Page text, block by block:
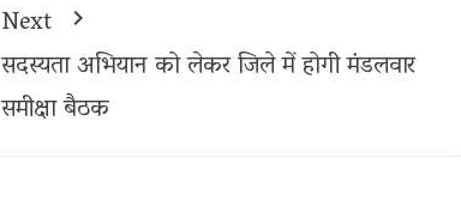
Next
सदस्यता अभियान को लेकर जिले में होगी मंडलवार
समीक्षा बैठक